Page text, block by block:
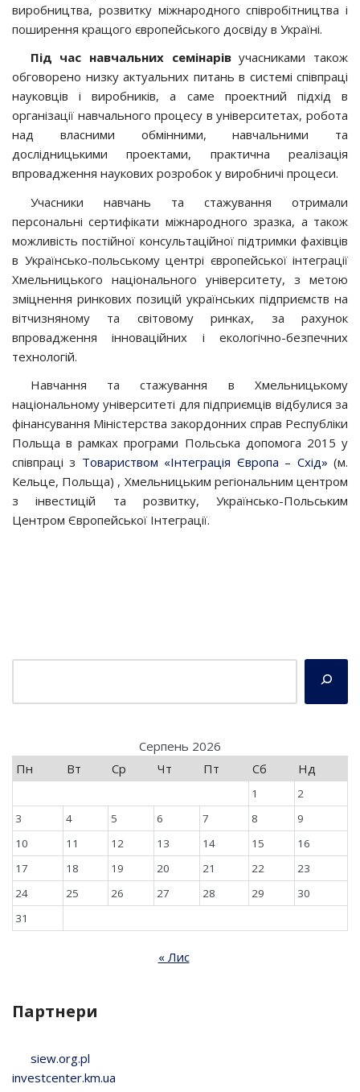
виробництва, розвитку міжнародного співробітництва і
поширення кращого європейського досвіду в Україні.
Під час навчальних семінарівучасниками також
обговорено низку актуальних питань в системі співпраці
науковців і виробників, а саме проектний підхід в
організації навчального процесу в університетах, робота
над власними обмінними, навчальними та
дослідницькими проектами, практична реалізація
впровадження наукових розробок у виробничі процеси.
Учасники навчань та стажування отримали
персональні сертифікати міжнародного зразка, а також
можливість постійної консультаційної підтримки фахівців
в Українсько-польському центрі європейської інтеграції
Хмельницького національного університету, з метою
зміцнення ринкових позицій українських підприємств на
вітчизняному та світовому ринках, за рахунок
впровадження інноваційних і екологічно-безпечних
технологій.
Навчання та стажування в Хмельницькому
національному університеті для підприємців відбулися за
фінансування Міністерства закордонних справ Республіки
Польща в рамках програми Польська допомога 2015 у
співпраці з Товариством «Інтеграція Європа – Схід» (м.
Кельце, Польща) , Хмельницьким регіональним центром
з інвестицій та розвитку, Українсько-Польським
Центром Європейської Інтеграції.
Серпень 2026
Пн
Вт Ср Чт Пт Сб Нд
1
2
3
4 5 6 7 8
9
10
11 12 13 14 15
16
17
18 19 20 21 22
23
24
25 26 27 28 29
30
31
« Лис
Партнери
siew.org.pl
investcenter.km.ua